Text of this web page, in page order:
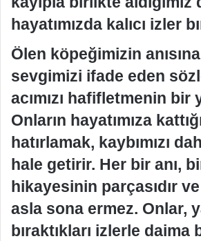
hayatımızda kalıcı izler
Ölen köpeğimizin
sevgimizi ifade eden
acımızı hafifletmenin bir
Onların hayatımıza
hatırlamak, kaybımızı
hale getirir. Her bir anı,
hikayesinin parçasıdır
asla sona ermez. Onlar,
bıraktıkları izlerle daima